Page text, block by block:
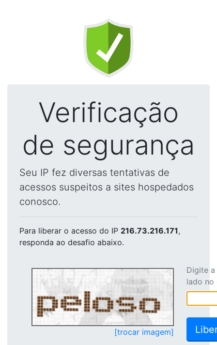
Verificação
de segurança
Seu IP fez diversas tentativas de
acessos suspeitos a sites hospedados
conosco.
Para liberar o acesso do IP 216.73.216.171,
responda ao desafio abaixo.
[trocar imagem]
Digite
lado no